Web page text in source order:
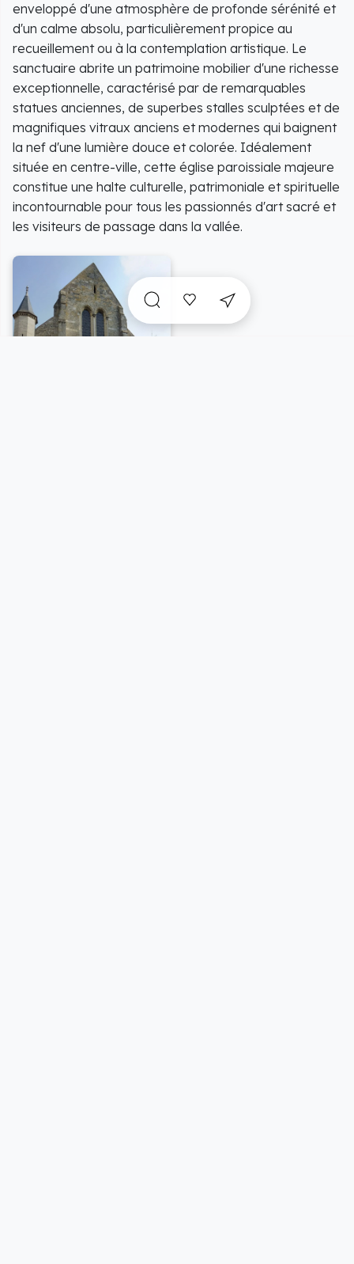
enveloppé d'une atmosphère de profonde sérénité et
d'un calme absolu, particulièrement propice au
recueillement ou à la contemplation artistique. Le
sanctuaire abrite un patrimoine mobilier d'une richesse
exceptionnelle, caractérisé par de remarquables
statues anciennes, de superbes stalles sculptées et de
magnifiques vitraux anciens et modernes qui baignent
la nef d'une lumière douce et colorée. Idéalement
située en centre-ville, cette église paroissiale majeure
constitue une halte culturelle, patrimoniale et spirituelle
incontournable pour tous les passionnés d'art sacré et
les visiteurs de passage dans la vallée.